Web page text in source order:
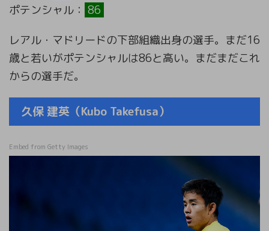
ポテンシャル： 86
レアル・マドリードの下部組織出身の選手。まだ16
歳と若いがポテンシャルは86と高い。まだまだこれ
からの選手だ。
久保 建英（Kubo Takefusa）
Embed from Getty Images